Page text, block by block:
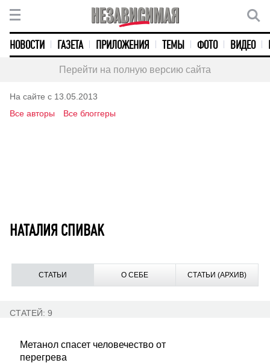
НОВОСТИ ГАЗЕТА ПРИЛОЖЕНИЯ ТЕМЫ ФОТО ВИДЕО
Перейти на полную версию сайта
На сайте с 13.05.2013
Все авторы
Все блоггеры
НАТАЛИЯ СПИВАК
СТАТЬИ О СЕБЕ СТАТЬИ (АРХИВ)
СТАТЕЙ: 9
Метанол спасет человечество от
перегрева